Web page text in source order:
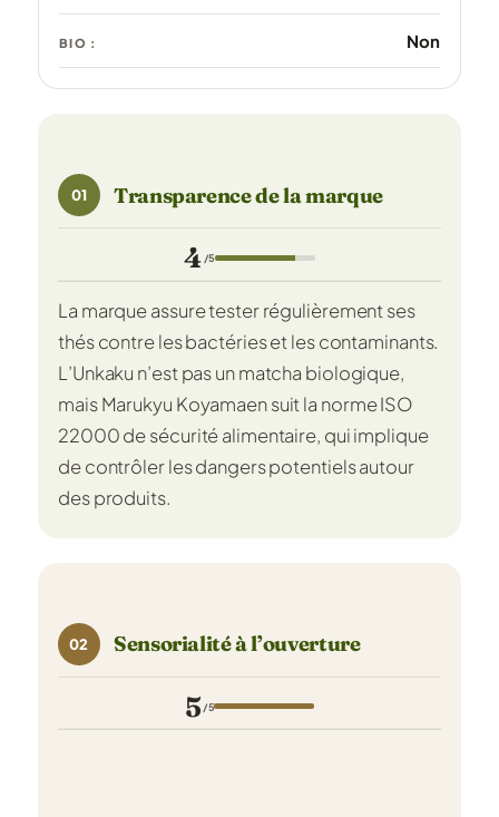
BIO : Non
01 Transparence de la marque
4 /5
La marque assure tester régulièrement ses
thés contre les bactéries et les contaminants.
L’Unkaku n’est pas un matcha biologique,
mais Marukyu Koyamaen suit la norme ISO
22000 de sécurité alimentaire, qui implique
de contrôler les dangers potentiels autour
des produits.
02 Sensorialité à l’ouverture
5 /5